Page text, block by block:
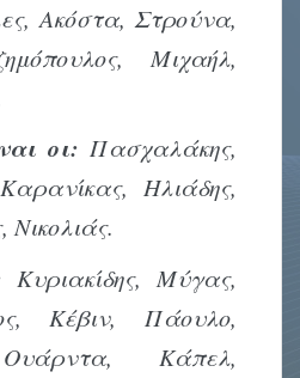
Ακόστα, Στρούνα,
Μιχαήλ,
οι: Πασχαλάκης,
Ηλιάδης,
Νικολιάς.
Κυριακίδης, Μύγας,
Κέβιν, Πάουλο,
Ουάρντα, Κάπελ,